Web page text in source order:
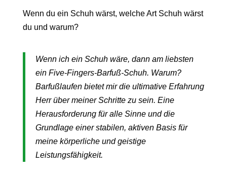
Wenn du ein Schuh wärst, welche Art Schuh wärst
du und warum?
Wenn ich ein Schuh wäre, dann am liebsten
ein Five-Fingers-Barfuß-Schuh. Warum?
Barfußlaufen bietet mir die ultimative Erfahrung
Herr über meiner Schritte zu sein. Eine
Herausforderung für alle Sinne und die
Grundlage einer stabilen, aktiven Basis für
meine körperliche und geistige
Leistungsfähigkeit.